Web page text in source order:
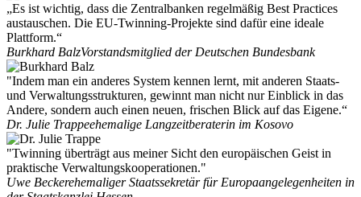
„Es ist wichtig, dass die Zentralbanken regelmäßig Best Practices
austauschen. Die EU-Twinning-Projekte sind dafür eine ideale
Plattform.“
Burkhard BalzVorstandsmitglied der Deutschen Bundesbank
"Indem man ein anderes System kennen lernt, mit anderen Staats-
und Verwaltungsstrukturen, gewinnt man nicht nur Einblick in das
Andere, sondern auch einen neuen, frischen Blick auf das Eigene.“
Dr. Julie Trappeehemalige Langzeitberaterin im Kosovo
"Twinning überträgt aus meiner Sicht den europäischen Geist in
praktische Verwaltungskooperationen."
Uwe Beckerehemaliger Staatssekretär für Europaangelegenheiten in